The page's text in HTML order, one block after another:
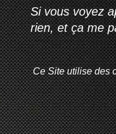
Si vous voyez
rien, et ça me
Ce Site utilise des